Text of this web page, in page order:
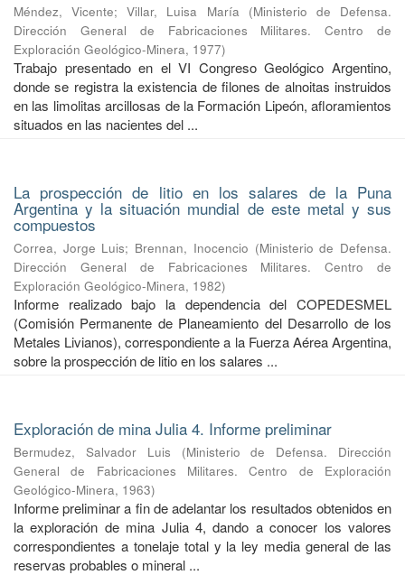
Méndez, Vicente;Villar, Luisa María (Ministerio de Defensa.
Dirección General de Fabricaciones Militares. Centro de
Exploración Geológico-Minera, 1977)
Trabajo presentado en el VI Congreso Geológico Argentino,
donde se registra la existencia de filones de alnoitas instruidos
en las limolitas arcillosas de la Formación Lipeón, afloramientos
situados en las nacientes del ...
La prospección de litio en los salares de la Puna
Argentina y la situación mundial de este metal y sus
compuestos
Correa, Jorge Luis; Brennan, Inocencio (Ministerio de Defensa.
Dirección General de Fabricaciones Militares. Centro de
Exploración Geológico-Minera, 1982)
Informe realizado bajo la dependencia del COPEDESMEL
(Comisión Permanente de Planeamiento del Desarrollo de los
Metales Livianos), correspondiente a la Fuerza Aérea Argentina,
sobre la prospección de litio en los salares ...
Exploración de mina Julia 4. Informe preliminar
Bermudez, Salvador Luis (Ministerio de Defensa. Dirección
General de Fabricaciones Militares. Centro de Exploración
Geológico-Minera, 1963)
Informe preliminar a fin de adelantar los resultados obtenidos en
la exploración de mina Julia 4, dando a conocer los valores
correspondientes a tonelaje total y la ley media general de las
reservas probables o mineral ...